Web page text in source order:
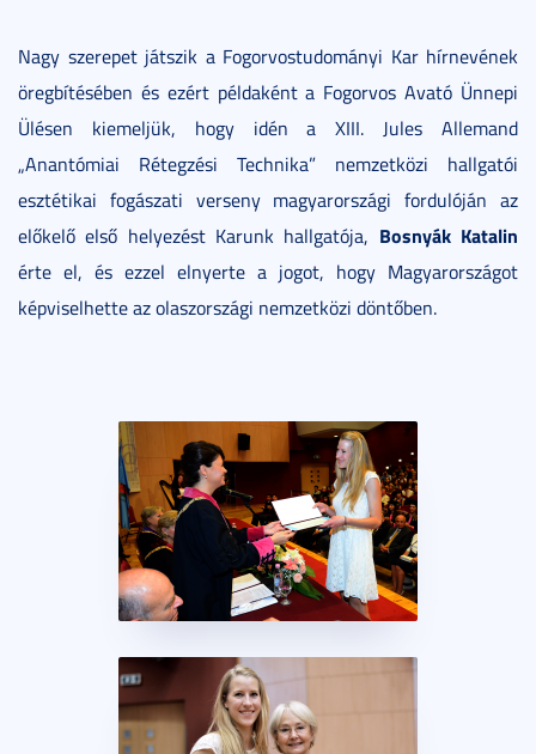
Nagy szerepet játszik a Fogorvostudományi Kar hírnevének
öregbítésében és ezért példaként a Fogorvos Avató Ünnepi
Ülésen kiemeljük, hogy idén a XIII. Jules Allemand
„Anantómiai Rétegzési Technika” nemzetközi hallgatói
esztétikai fogászati verseny magyarországi fordulóján az
előkelő első helyezést Karunk hallgatója, Bosnyák Katalin
érte el, és ezzel elnyerte a jogot, hogy Magyarországot
képviselhette az olaszországi nemzetközi döntőben.